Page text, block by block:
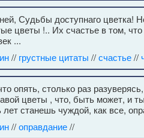
Судьбы доступнаго цветка!
цветы !.. Их счастье в том, что
...
// грустные цитаты //счастье//
опять, столько раз
цветы , что, быть может, и
лет станешь чуждой, как все,
//оправдание//